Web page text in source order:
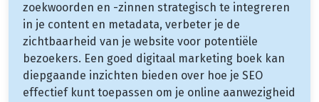
zoekwoorden en -zinnen strategisch te integreren
in je content en metadata, verbeter je de
zichtbaarheid van je website voor potentiële
bezoekers. Een goed digitaal marketing boek kan
diepgaande inzichten bieden over hoe je SEO
effectief kunt toepassen om je online aanwezigheid